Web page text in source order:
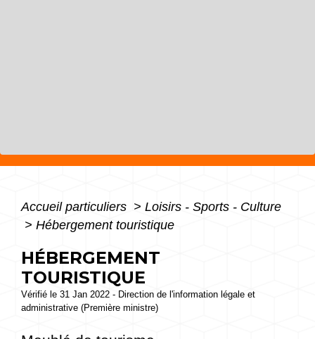
Accueil particuliers > Loisirs - Sports - Culture
> Hébergement touristique
HÉBERGEMENT
TOURISTIQUE
Vérifié le 31 Jan 2022 - Direction de l'information légale et
administrative (Première ministre)